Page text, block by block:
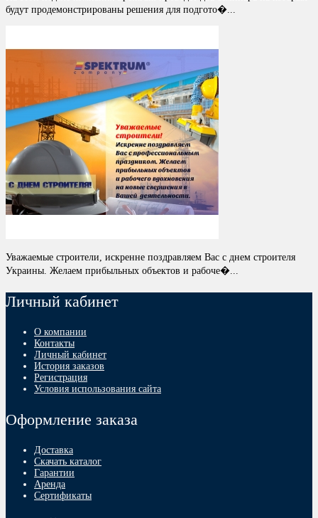
будут продемонстрированы решения для подгото�...
Уважаемые строители, искренне поздравляем Вас с днем строителя
Украины. Желаем прибыльных объектов и рабоче�...
Личный кабинет
О компании
Контакты
Личный кабинет
История заказов
Регистрация
Условия использования сайта
Оформление заказа
Доставка
Скачать каталог
Гарантии
Аренда
Сертификаты